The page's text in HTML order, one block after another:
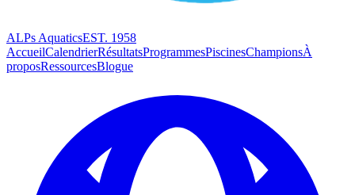
ALPs AquaticsEST. 1958
AccueilCalendrierRésultatsProgrammesPiscinesChampionsÀ
proposRessourcesBlogue